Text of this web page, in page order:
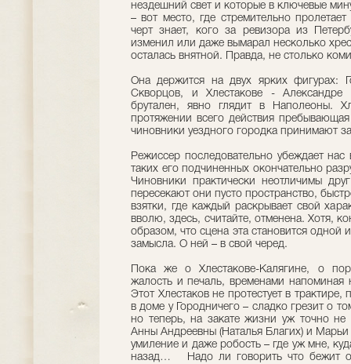
нездешний свет и которые в ключевые
– вот место, где стремительно
черт знает, кого за ревизора из
изменил или даже вымарал несколько
осталась внятной. Правда, не столько
Она держится на двух ярких фигурах:
Скворцов, и Хлестакове -
брутален, явно глядит в Наполеоны.
протяжении всего действия
чиновники уездного городка принимают
Режиссер последовательно убеждает
таких его подчиненных окончательно
Чиновники практически неотличимы
пересекают они пусто пространство,
взятки, где каждый раскрывает свой
вволю, здесь, считайте, отменена. Хотя,
образом, что сцена эта становится
замысла. О ней – в свой черед.
Пока же о Хлестакове-Калягине, о
жалость и печаль, временами
Этот Хлестаков не протестует в
в доме у Городничего – сладко грезит о
но теперь, на закате жизни уж точно
Анны Андреевны (Наталья Благих) и Марьи
умиление и даже робость – где уж мне,
назад… Надо ли говорить что бежит